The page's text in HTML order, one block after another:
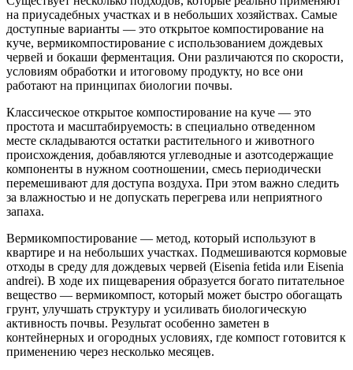
на приусадебных участках и в небольших хозяйствах. Самые
доступные варианты — это открытое компостирование на
куче, вермикомпостирование с использованием дождевых
червей и бокаши ферментация. Они различаются по скорости,
условиям обработки и итоговому продукту, но все они
работают на принципах биологии почвы.
Классическое открытое компостирование на куче — это
простота и масштабируемость: в специально отведенном
месте складываются остатки растительного и животного
происхождения, добавляются углеводные и азотсодержащие
компоненты в нужном соотношении, смесь периодически
перемешивают для доступа воздуха. При этом важно следить
за влажностью и не допускать перегрева или неприятного
запаха.
Вермикомпостирование — метод, который используют в
квартире и на небольших участках. Подмешиваются кормовые
отходы в среду для дождевых червей (Eisenia fetida или Eisenia
andrei). В ходе их пищеварения образуется богато питательное
вещество — вермикомпост, который может быстро обогащать
грунт, улучшать структуру и усиливать биологическую
активность почвы. Результат особенно заметен в
контейнерных и огородных условиях, где компост готовится к
применению через несколько месяцев.